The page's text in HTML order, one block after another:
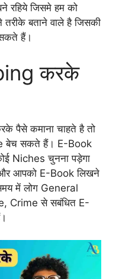
रहिये जिसमे हम को
बताने वाले है जिसकी
हैं।
करके
पैसे कमाना चाहते है तो
बेच सकते हैं। E-Book
Niches चुनना पड़ेगा
और आपको E-Book लिखने
में लोग General
Crime से सबंधित E-